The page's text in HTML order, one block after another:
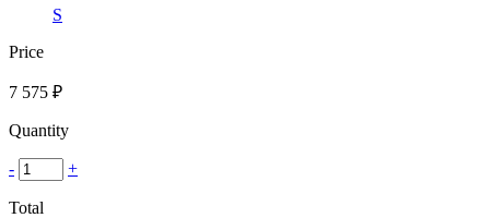
S
Price
7 575 ₽
Quantity
- +
Total